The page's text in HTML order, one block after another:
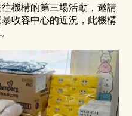
機構的第三場活動，邀請
收容中心的近況，此機構